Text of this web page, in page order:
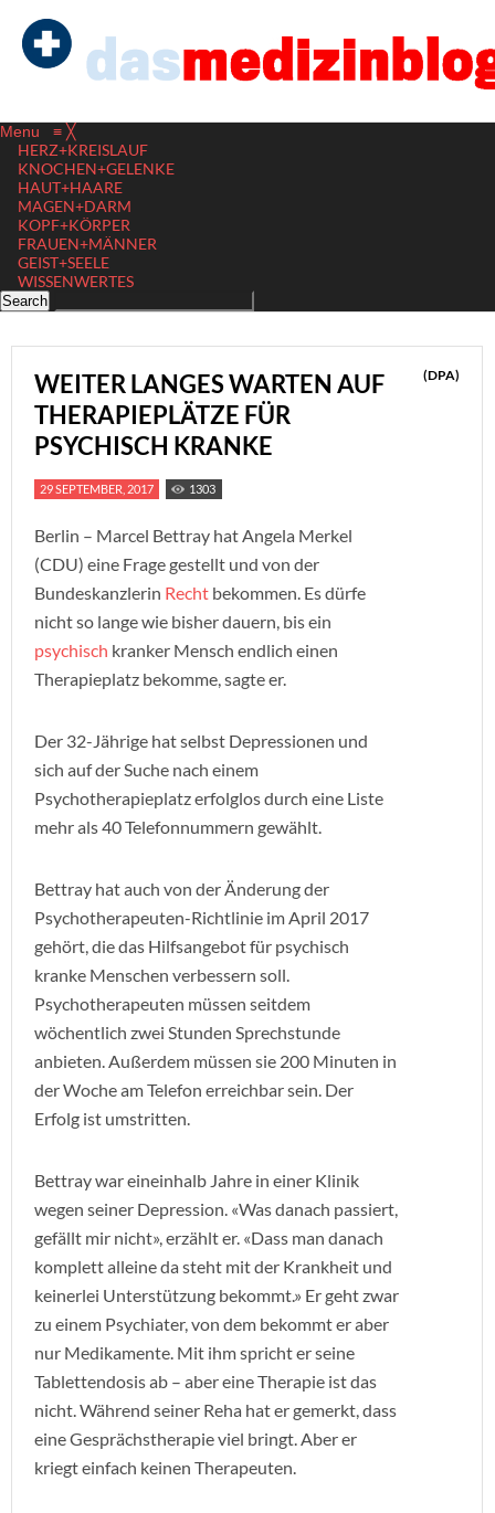
Menu ≡ ╳
HERZ+KREISLAUF
KNOCHEN+GELENKE
HAUT+HAARE
MAGEN+DARM
KOPF+KÖRPER
FRAUEN+MÄNNER
GEIST+SEELE
WISSENWERTES
WEITER LANGES WARTEN AUF
THERAPIEPLÄTZE FÜR
PSYCHISCH KRANKE
(DPA)
29 SEPTEMBER, 2017 1303
Berlin – Marcel Bettray hat Angela Merkel
(CDU) eine Frage gestellt und von der
Bundeskanzlerin Recht bekommen. Es dürfe
nicht so lange wie bisher dauern, bis ein
psychisch kranker Mensch endlich einen
Therapieplatz bekomme, sagte er.
Der 32-Jährige hat selbst Depressionen und
sich auf der Suche nach einem
Psychotherapieplatz erfolglos durch eine Liste
mehr als 40 Telefonnummern gewählt.
Bettray hat auch von der Änderung der
Psychotherapeuten-Richtlinie im April 2017
gehört, die das Hilfsangebot für psychisch
kranke Menschen verbessern soll.
Psychotherapeuten müssen seitdem
wöchentlich zwei Stunden Sprechstunde
anbieten. Außerdem müssen sie 200 Minuten in
der Woche am Telefon erreichbar sein. Der
Erfolg ist umstritten.
Bettray war eineinhalb Jahre in einer Klinik
wegen seiner Depression. «Was danach passiert,
gefällt mir nicht», erzählt er. «Dass man danach
komplett alleine da steht mit der Krankheit und
keinerlei Unterstützung bekommt.» Er geht zwar
zu einem Psychiater, von dem bekommt er aber
nur Medikamente. Mit ihm spricht er seine
Tablettendosis ab – aber eine Therapie ist das
nicht. Während seiner Reha hat er gemerkt, dass
eine Gesprächstherapie viel bringt. Aber er
kriegt einfach keinen Therapeuten.